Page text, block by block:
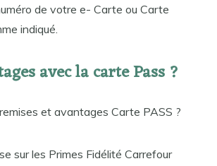
de votre e- Carte ou Carte
indiqué.
avec la carte Pass ?
et avantages Carte PASS ?
sur les Primes Fidélité Carrefour